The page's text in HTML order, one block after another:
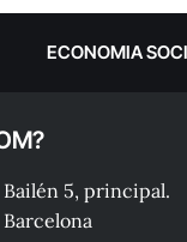
ECONOMIA
5, principal.